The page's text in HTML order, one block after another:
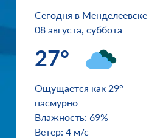
Сегодня в Менделеевске
08 августа, суббота
27°
Ощущается как 29°
пасмурно
Влажность: 69%
Ветер: 4 м/с